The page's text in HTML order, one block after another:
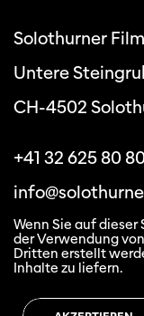
Solothurner
Untere
CH-4502
+41 32 625 80
Wenn Sie auf
der Verwendung
Dritten erstellt
Inhalte zu liefern.